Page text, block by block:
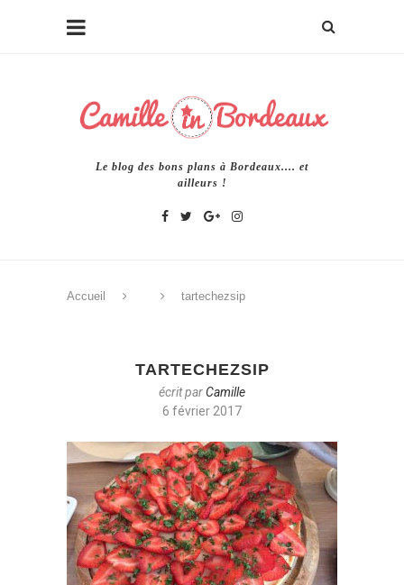
Le blog des bons plans à Bordeaux.... et
ailleurs !
Accueil tartechezsip
TARTECHEZSIP
écrit parCamille
6 février 2017